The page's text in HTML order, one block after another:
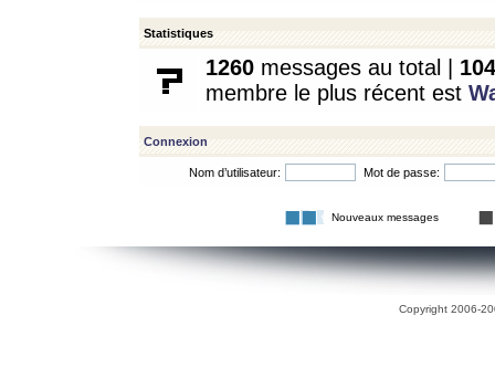
Statistiques
1260 messages au total | 104
membre le plus récent est
Connexion
Nom d’utilisateur: Mot de passe:
Nouveaux messages
Copyright 2006-